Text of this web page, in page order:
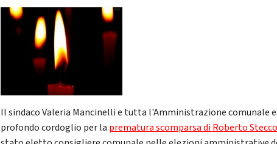
Il sindaco Valeria Mancinelli e tutta l'Amministrazione comunale
profondo cordoglio per la prematura scomparsa di Roberto